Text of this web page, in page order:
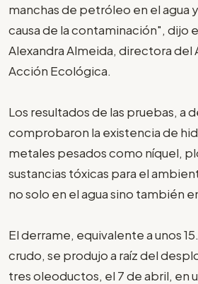
manchas de petróleo en el agua
causa de la contaminación", dijo
Alexandra Almeida, directora del
Acción Ecológica.
Los resultados de las pruebas, a
comprobaron la existencia de
metales pesados como níquel,
sustancias tóxicas para el
no solo en el agua sino también
El derrame, equivalente a unos
crudo, se produjo a raíz del
tres oleoductos, el 7 de abril, en